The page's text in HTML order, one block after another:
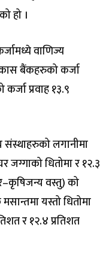
हो ।
वाणिज्य
बैंकहरुको कर्जा
प्रवाह १३.९
संस्थाहरुको लगानीमा
जग्गाको धितोमा र १२.३
वस्तु) को
यस्तो धितोमा
र १२.४ प्रतिशत